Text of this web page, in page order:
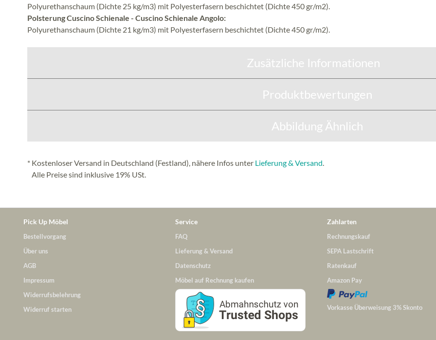
Polyurethanschaum (Dichte 25 kg/m3) mit Polyesterfasern beschichtet (Dichte 450 gr/m2).
Polsterung Cuscino Schienale - Cuscino Schienale Angolo:
Polyurethanschaum (Dichte 21 kg/m3) mit Polyesterfasern beschichtet (Dichte 450 gr/m2).
Zusätzliche Informationen
Produktbewertungen
Abbildung Ähnlich
* Kostenloser Versand in Deutschland (Festland), nähere Infos unter Lieferung & Versand.
Alle Preise sind inklusive 19% USt.
Pick Up Möbel
Bestellvorgang
Über uns
AGB
Impressum
Widerrufsbelehrung
Widerruf starten
Service
FAQ
Lieferung & Versand
Datenschutz
Möbel auf Rechnung kaufen
Zahlarten
Rechnungskauf
SEPA Lastschrift
Ratenkauf
Amazon Pay
Vorkasse Überweisung 3% Skonto